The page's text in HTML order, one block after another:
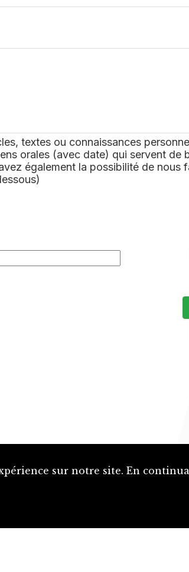
textes ou connaissances
orales (avec date) qui servent de
également la possibilité de nous
sur notre site. En